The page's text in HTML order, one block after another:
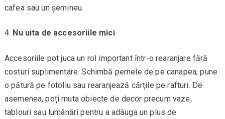
cafea sau un șemineu.
Nu uita de accesoriile mici
Accesoriile pot juca un rol important într-o rearanjare fără
costuri suplimentare. Schimbă pernele de pe canapea, pune
o pătură pe fotoliu sau rearanjează cărțile pe rafturi. De
asemenea, poți muta obiecte de decor precum vaze,
tablouri sau lumânări pentru a adăuga un plus de